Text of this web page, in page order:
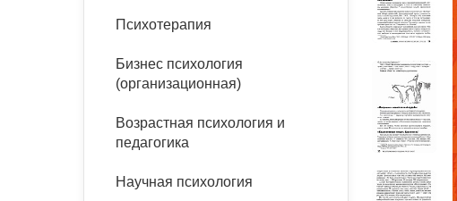
Расстройства пищевого
Тревожные расстройства,
Песочная терапия
Психодрама
Сказкотерапия
Другие направления
психотерапии
Психология труда и
Психофизиология
Социальная психология
Социальная и
Учебная литература
Классический и юнгианский
Психотерапия
Бизнес психология
(организационная)
Возрастная психология и
педагогика
Научная психология